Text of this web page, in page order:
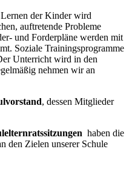
der Kinder wird
auftretende Probleme
und Forderpläne werden mit
Soziale Trainingsprogramme
Unterricht wird in den
nehmen wir an
, dessen Mitglieder
haben die
den Zielen unserer Schule